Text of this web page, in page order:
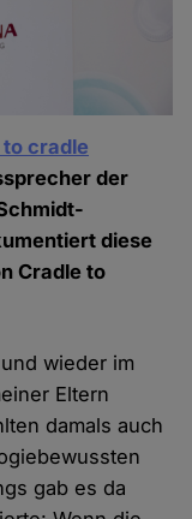
to cradle
der
diese
Cradle to
wieder im
Eltern
damals auch
gab es da